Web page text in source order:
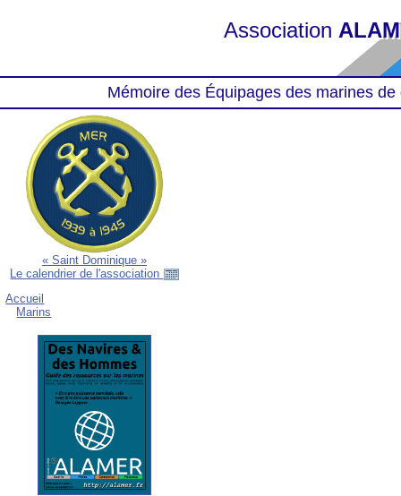
Association
Mémoire des Équipages des marines
« Saint Dominique »
Le calendrier de l'association
Accueil
Marins